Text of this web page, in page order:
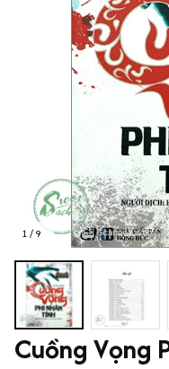
1 / 9
Cuồng Vọng